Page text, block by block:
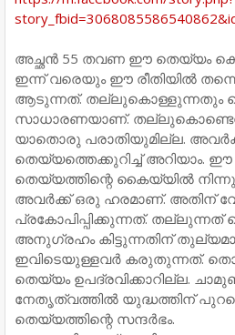
അച്ഛന്‍ 55 തവണ ഈ തെയ്യം
ഇന്ന് വരെയും ഈ രീതിയില്‍
ആടുന്നത്. തല്ലുകൊള്ളുന്നതും
സാധാരണയാണ്.
യാതൊരു പരാതിയുമില്ല.
തെയ്യത്തെക്കുറിച്ച്‌ അറിയാം. ഈ
തെയ്യത്തിന്റെ കൈയ്യില്‍
അവര്‍ക്ക് ഒരു ഹരമാണ്. അതിന്
പ്രകോപിപ്പിക്കുന്നത്. തല്ലുന്നത്
അനുഗ്രഹം കിട്ടുന്നതിന്
ഇവിടെയുള്ളവര്‍ കരുതുന്നത്.
തെയ്യം ഉപദ്രവിക്കാറില്ല.
നേതൃത്വത്തില്‍ യുദ്ധത്തിന്
തെയ്യത്തിന്റെ സന്ദര്‍ഭം.